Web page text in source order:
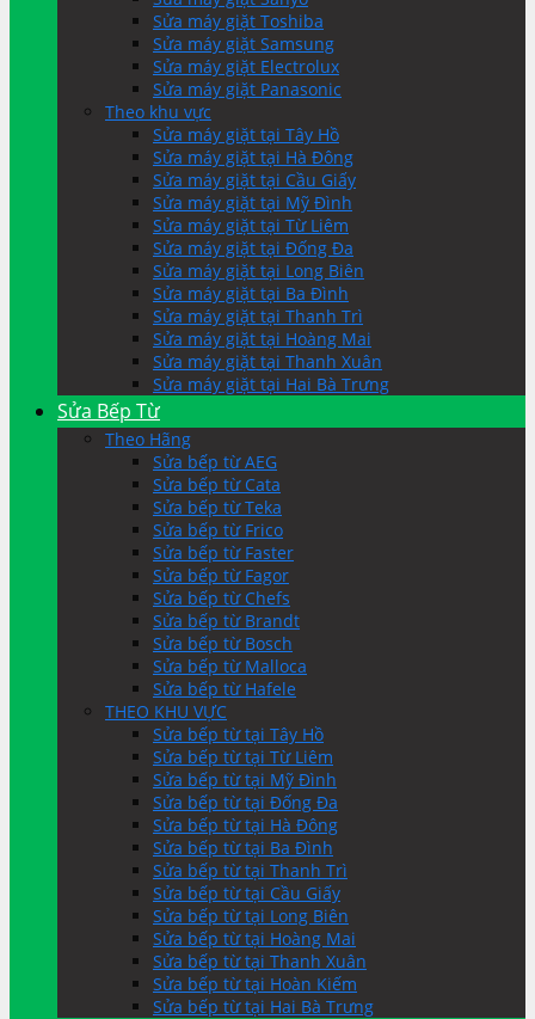
Sửa máy giặt Toshiba
Sửa máy giặt Samsung
Sửa máy giặt Electrolux
Sửa máy giặt Panasonic
Theo khu vực
Sửa máy giặt tại Tây Hồ
Sửa máy giặt tại Hà Đông
Sửa máy giặt tại Cầu Giấy
Sửa máy giặt tại Mỹ Đình
Sửa máy giặt tại Từ Liêm
Sửa máy giặt tại Đống Đa
Sửa máy giặt tại Long Biên
Sửa máy giặt tại Ba Đình
Sửa máy giặt tại Thanh Trì
Sửa máy giặt tại Hoàng Mai
Sửa máy giặt tại Thanh Xuân
Sửa máy giặt tại Hai Bà Trưng
Sửa Bếp Từ
Theo Hãng
Sửa bếp từ AEG
Sửa bếp từ Cata
Sửa bếp từ Teka
Sửa bếp từ Frico
Sửa bếp từ Faster
Sửa bếp từ Fagor
Sửa bếp từ Chefs
Sửa bếp từ Brandt
Sửa bếp từ Bosch
Sửa bếp từ Malloca
Sửa bếp từ Hafele
THEO KHU VỰC
Sửa bếp từ tại Tây Hồ
Sửa bếp từ tại Từ Liêm
Sửa bếp từ tại Mỹ Đình
Sửa bếp từ tại Đống Đa
Sửa bếp từ tại Hà Đông
Sửa bếp từ tại Ba Đình
Sửa bếp từ tại Thanh Trì
Sửa bếp từ tại Cầu Giấy
Sửa bếp từ tại Long Biên
Sửa bếp từ tại Hoàng Mai
Sửa bếp từ tại Thanh Xuân
Sửa bếp từ tại Hoàn Kiếm
Sửa bếp từ tại Hai Bà Trưng